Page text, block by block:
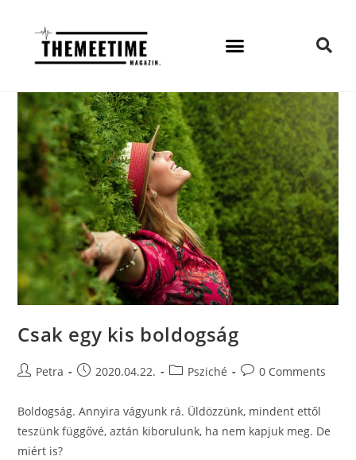
Csak egy kis boldogság
Petra 2020.04.22. Psziché 0 Comments
Boldogság. Annyira vágyunk rá. Üldözzünk, mindent ettől
teszünk függővé, aztán kiborulunk, ha nem kapjuk meg. De
miért is?